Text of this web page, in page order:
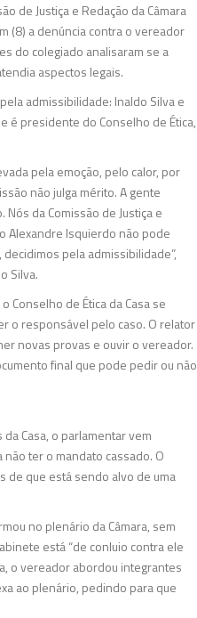
de Justiça e Redação da Câmara
(8) a denúncia contra o vereador
do colegiado analisaram se a
aspectos legais.
admissibilidade: Inaldo Silva e
é presidente do Conselho de Ética,
pela emoção, pelo calor, por
não julga mérito. A gente
da Comissão de Justiça e
Alexandre Isquierdo não pode
pela admissibilidade”,
Silva.
Conselho de Ética da Casa se
o responsável pelo caso. O relator
novas provas e ouvir o vereador.
final que pode pedir ou não
Casa, o parlamentar vem
ter o mandato cassado. O
de que está sendo alvo de uma
no plenário da Câmara, sem
está “de conluio contra ele
o vereador abordou integrantes
ao plenário, pedindo para que